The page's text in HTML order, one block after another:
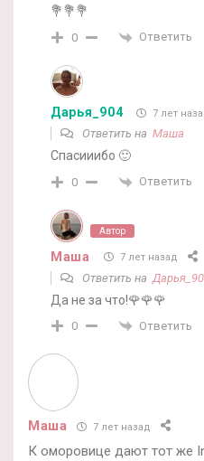
💐💐💐
0 Ответить
Дарья_904 7 лет
Ответить на Маша
Спасииибо 🙂
0 Ответить
Автор
Маша 7 лет назад
Ответить на
Да не за что!🌹🌹🌹
0 Ответить
Маша 7 лет назад
К оморовице дают тот же